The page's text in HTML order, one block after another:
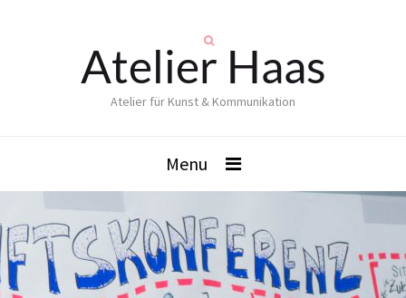
Atelier Haas
Atelier für Kunst & Kommunikation
Menu